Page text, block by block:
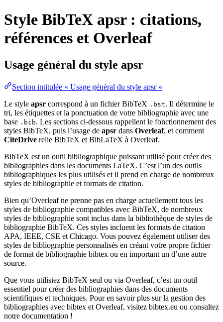
Style BibTeX apsr : citations,
références et Overleaf
Usage général du style apsr
Section intitulée « Usage général du style apsr »
Le style apsr correspond à un fichier BibTeX .bst. Il détermine le
tri, les étiquettes et la ponctuation de votre bibliographie avec une
base .bib. Les sections ci-dessous rappellent le fonctionnement des
styles BibTeX, puis l’usage de apsr dans Overleaf, et comment
CiteDrive relie BibTeX et BibLaTeX à Overleaf.
BibTeX est un outil bibliographique puissant utilisé pour créer des
bibliographies dans les documents LaTeX. C’est l’un des outils
bibliographiques les plus utilisés et il prend en charge de nombreux
styles de bibliographie et formats de citation.
Bien qu’Overleaf ne prenne pas en charge actuellement tous les
styles de bibliographie compatibles avec BibTeX, de nombreux
styles de bibliographie sont inclus dans la bibliothèque de styles de
bibliographie BibTeX. Ces styles incluent les formats de citation
APA, IEEE, CSE et Chicago. Vous pouvez également utiliser des
styles de bibliographie personnalisés en créant votre propre fichier
de format de bibliographie bibtex ou en important un d’une autre
source.
Que vous utilisiez BibTeX seul ou via Overleaf, c’est un outil
essentiel pour créer des bibliographies dans des documents
scientifiques et techniques. Pour en savoir plus sur la gestion des
bibliographies avec bibtex et Overleaf, visitez bibtex.eu ou consultez
notre documentation !